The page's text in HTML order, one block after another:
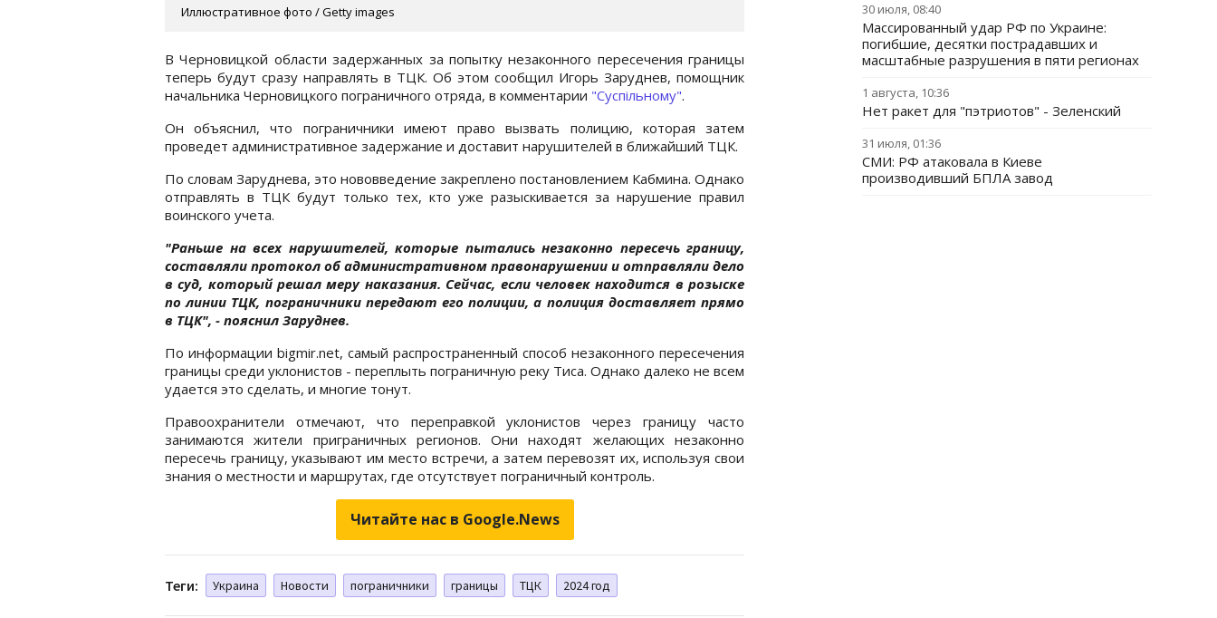
Иллюстративное фото / Getty images
В Черновицкой области задержанных за попытку незаконного пересечения границы
теперь будут сразу направлять в ТЦК. Об этом сообщил Игорь Заруднев, помощник
начальника Черновицкого пограничного отряда, в комментарии "Суспільному".
Он объяснил, что пограничники имеют право вызвать полицию, которая затем
проведет административное задержание и доставит нарушителей в ближайший ТЦК.
По словам Заруднева, это нововведение закреплено постановлением Кабмина. Однако
отправлять в ТЦК будут только тех, кто уже разыскивается за нарушение правил
воинского учета.
"Раньше на всех нарушителей, которые пытались незаконно пересечь границу,
составляли протокол об административном правонарушении и отправляли дело
в суд, который решал меру наказания. Сейчас, если человек находится в розыске
по линии ТЦК, пограничники передают его полиции, а полиция доставляет прямо
в ТЦК", - пояснил Заруднев.
По информации bigmir.net, самый распространенный способ незаконного пересечения
границы среди уклонистов - переплыть пограничную реку Тиса. Однако далеко не всем
удается это сделать, и многие тонут.
Правоохранители отмечают, что переправкой уклонистов через границу часто
занимаются жители приграничных регионов. Они находят желающих незаконно
пересечь границу, указывают им место встречи, а затем перевозят их, используя свои
знания о местности и маршрутах, где отсутствует пограничный контроль.
Читайте нас в Google.News
Теги: Украина Новости пограничники границы ТЦК 2024 год
30 июля, 08:40
Массированный удар РФ по Украине:
погибшие, десятки пострадавших и
масштабные разрушения в пяти регионах
1 августа, 10:36
Нет ракет для "пэтриотов" - Зеленский
31 июля, 01:36
СМИ: РФ атаковала в Киеве
производивший БПЛА завод